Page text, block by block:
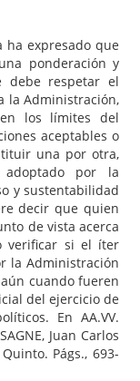
ha expresado que
ponderación y
debe respetar el
la Administración,
los límites del
aceptables o
una por otra,
por la
y sustentabilidad
decir que quien
de vista acerca
verificar si el íter
la Administración
cuando fueren
del ejercicio de
En AA.VV.
Juan Carlos
Págs., 693-